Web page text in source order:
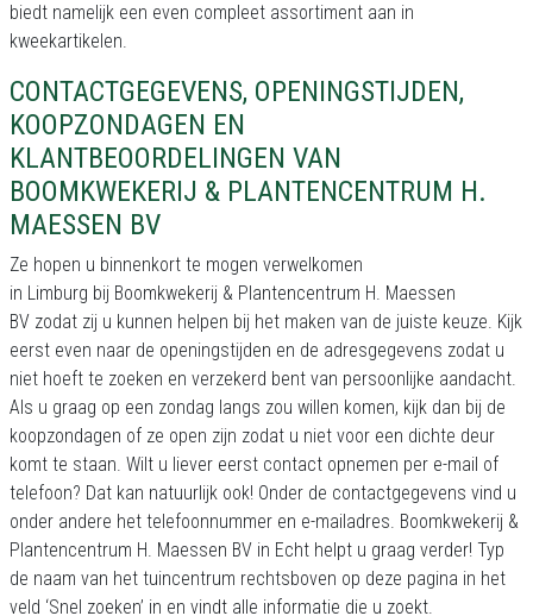
biedt namelijk een even compleet assortiment aan in
kweekartikelen.
CONTACTGEGEVENS, OPENINGSTIJDEN,
KOOPZONDAGEN EN
KLANTBEOORDELINGEN VAN
BOOMKWEKERIJ & PLANTENCENTRUM H.
MAESSEN BV
Ze hopen u binnenkort te mogen verwelkomen
in Limburg bij Boomkwekerij & Plantencentrum H. Maessen
BV zodat zij u kunnen helpen bij het maken van de juiste keuze. Kijk
eerst even naar de openingstijden en de adresgegevens zodat u
niet hoeft te zoeken en verzekerd bent van persoonlijke aandacht.
Als u graag op een zondag langs zou willen komen, kijk dan bij de
koopzondagen of ze open zijn zodat u niet voor een dichte deur
komt te staan. Wilt u liever eerst contact opnemen per e-mail of
telefoon? Dat kan natuurlijk ook! Onder de contactgegevens vind u
onder andere het telefoonnummer en e-mailadres. Boomkwekerij &
Plantencentrum H. Maessen BV in Echt helpt u graag verder! Typ
de naam van het tuincentrum rechtsboven op deze pagina in het
veld ‘Snel zoeken’ in en vindt alle informatie die u zoekt.